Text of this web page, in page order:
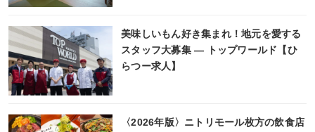
美味しいもん好き集まれ！地元を愛する
スタッフ大募集 ― トップワールド【ひ
らつー求人】
〈2026年版〉ニトリモール枚方の飲食店